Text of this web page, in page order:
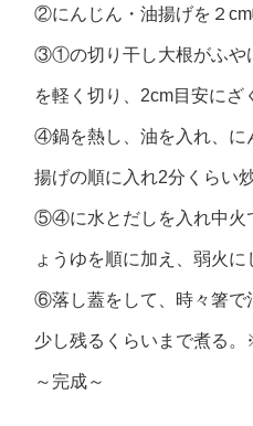
②にんじん・油揚げを２cm
③①の切り干し大根がふや
を軽く切り、2cm目安にざ
④鍋を熱し、油を入れ、
揚げの順に入れ2分くらい
⑤④に水とだしを入れ中火
ょうゆを順に加え、弱火に
⑥落し蓋をして、時々箸で
少し残るくらいまで煮る
～完成～